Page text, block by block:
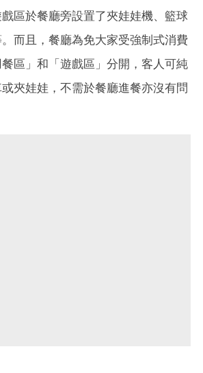
區於餐廳旁設置了夾娃娃機、籃球
而且，餐廳為免大家受強制式消費
區」和「遊戲區」分開，客人可純
夾娃娃，不需於餐廳進餐亦沒有問